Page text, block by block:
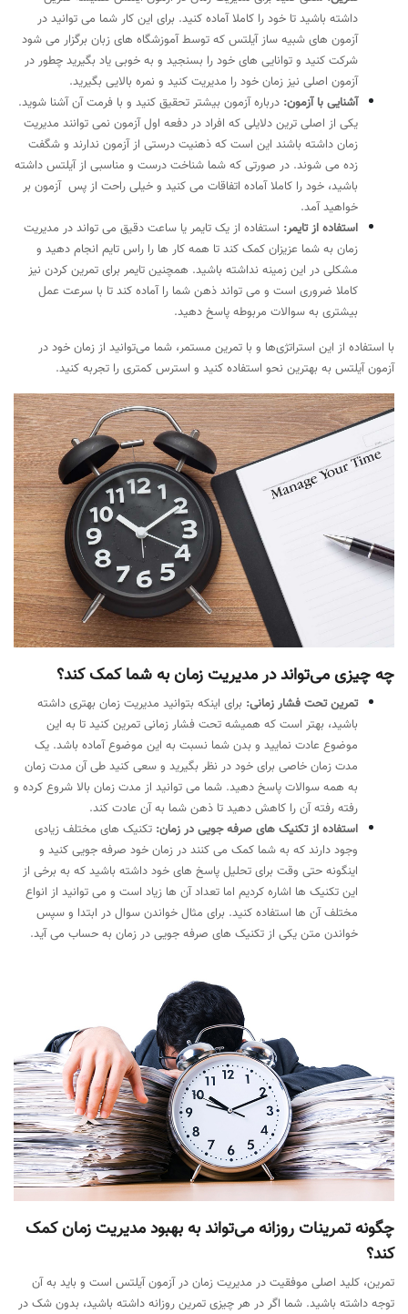
داشته باشید تا خود را کاملا آماده کنید. برای این کار شما می توانید در
آزمون های شبیه ساز آیلتس که توسط آموزشگاه های زبان برگزار می شود
شرکت کنید و توانایی های خود را بسنجید و به خوبی یاد بگیرید چطور در
آزمون اصلی نیز زمان خود را مدیریت کنید و نمره بالایی بگیرید.
آشنایی با آزمون: درباره آزمون بیشتر تحقیق کنید و با فرمت آن آشنا شوید.
یکی از اصلی ترین دلایلی که افراد در دفعه اول آزمون نمی توانند مدیریت
زمان داشته باشند این است که ذهنیت درستی از آزمون ندارند و شگفت
زده می شوند. در صورتی که شما شناخت درست و مناسبی از آیلتس داشته
باشید، خود را کاملا آماده اتفاقات می کنید و خیلی راحت از پس آزمون بر
خواهید آمد.
استفاده از تایمر: استفاده از یک تایمر یا ساعت دقیق می تواند در مدیریت
زمان به شما عزیزان کمک کند تا همه کار ها را راس تایم انجام دهید و
مشکلی در این زمینه نداشته باشید. همچنین تایمر برای تمرین کردن نیز
کاملا ضروری است و می تواند ذهن شما را آماده کند تا با سرعت عمل
بیشتری به سوالات مربوطه پاسخ دهید.
با استفاده از این استراتژی‌ها و با تمرین مستمر، شما می‌توانید از زمان خود در
آزمون آیلتس به بهترین نحو استفاده کنید و استرس کمتری را تجربه کنید.
چه چیزی می‌تواند در مدیریت زمان به شما کمک کند؟
تمرین تحت فشار زمانی: برای اینکه بتوانید مدیریت زمان بهتری داشته
باشید، بهتر است که همیشه تحت فشار زمانی تمرین کنید تا به این
موضوع عادت نمایید و بدن شما نسبت به این موضوع آماده باشد. یک
مدت زمان خاصی برای خود در نظر بگیرید و سعی کنید طی آن مدت زمان
به همه سوالات پاسخ دهید. شما می توانید از مدت زمان بالا شروع کرده و
رفته رفته آن را کاهش دهید تا ذهن شما به آن عادت کند.
استفاده از تکنیک های صرفه جویی در زمان: تکنیک های مختلف زیادی
وجود دارند که به شما کمک می کنند در زمان خود صرفه جویی کنید و
اینگونه حتی وقت برای تحلیل پاسخ های خود داشته باشید که به برخی از
این تکنیک ها اشاره کردیم اما تعداد آن ها زیاد است و می توانید از انواع
مختلف آن ها استفاده کنید. برای مثال خواندن سوال در ابتدا و سپس
خواندن متن یکی از تکنیک های صرفه جویی در زمان به حساب می آید.
چگونه تمرینات روزانه می‌تواند به بهبود مدیریت زمان کمک
کند؟
تمرین، کلید اصلی موفقیت در مدیریت زمان در آزمون آیلتس است و باید به آن
توجه داشته باشید. شما اگر در هر چیزی تمرین روزانه داشته باشید، بدون شک در